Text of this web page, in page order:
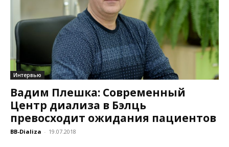
Интервью
Вадим Плешкa: Современный
Центр диализа в Бэлць
превосходит ожидания пациентов
BB-Dializa - 19.07.2018